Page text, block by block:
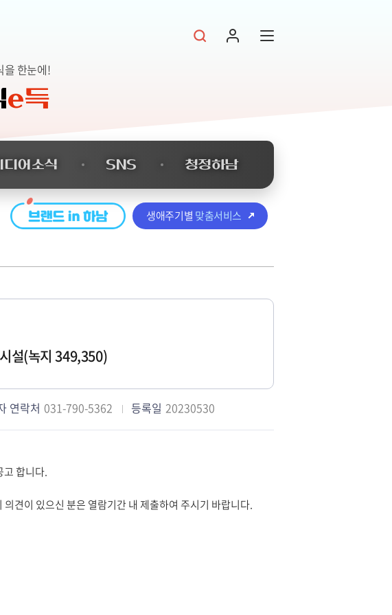
e득
을 한눈에!
디어소식 SNS 청정하남
생애주기별 맞춤서비스
설(녹지 349,350)
연락처 031-790-5362 등록일 20230530